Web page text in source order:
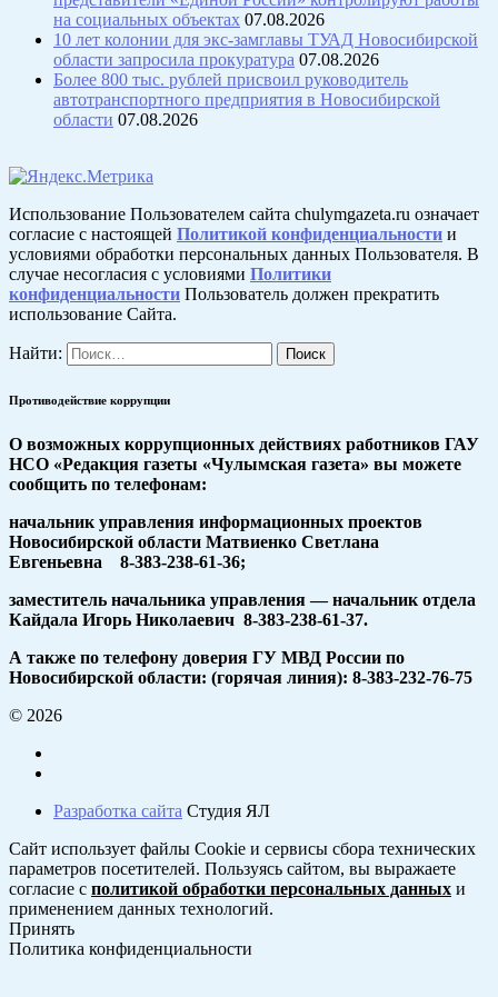
на социальных объектах 07.08.2026
10 лет колонии для экс-замглавы ТУАД Новосибирской
области запросила прокуратура 07.08.2026
Более 800 тыс. рублей присвоил руководитель
автотранспортного предприятия в Новосибирской
области 07.08.2026
Использование Пользователем сайта chulymgazeta.ru означает
согласие с настоящей Политикой конфиденциальности и
условиями обработки персональных данных Пользователя. В
случае несогласия с условиями Политики
конфиденциальности Пользователь должен прекратить
использование Сайта.
Найти:
Противодействие коррупции
О возможных коррупционных действиях работников ГАУ
НСО «Редакция газеты «Чулымская газета» вы можете
сообщить по телефонам:
начальник управления информационных проектов
Новосибирской области Матвиенко Светлана
Евгеньевна 8-383-238-61-36;
заместитель начальника управления — начальник отдела
Кайдала Игорь Николаевич 8-383-238-61-37.
А также по телефону доверия ГУ МВД России по
Новосибирской области: (горячая линия): 8-383-232-76-75
© 2026
Разработка сайта Студия ЯЛ
Сайт использует файлы Cookie и сервисы сбора технических
параметров посетителей. Пользуясь сайтом, вы выражаете
согласие с политикой обработки персональных данных и
применением данных технологий.
Принять
Политика конфиденциальности